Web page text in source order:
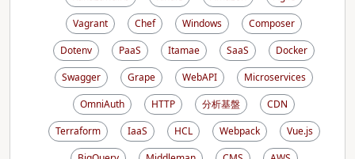
Vagrant
Chef Windows
Composer
Dotenv
PaaS Itamae SaaS
Docker
Swagger
Grape WebAPI
Microservices
OmniAuth
HTTP 分析基盤
CDN
Terraform
IaaS HCL Webpack
Vue.js